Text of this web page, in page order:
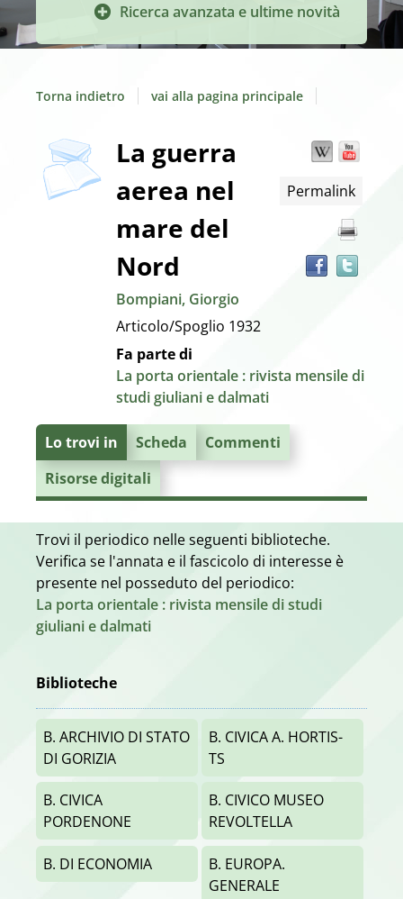
Ricerca avanzata e ultime novità
Torna indietro vai alla pagina principale
Dettaglio
del
documento
copertina Wikipedia
Permalink
La guerra
aerea nel
mare del
Nord
Bompiani, Giorgio
Articolo/Spoglio 1932
Fa parte di
La porta orientale : rivista mensile di
studi giuliani e dalmati
Lo trovi in Scheda
Commenti
Risorse digitali
Trovi il periodico nelle seguenti biblioteche.
Verifica se l'annata e il fascicolo di interesse è
presente nel posseduto del periodico:
La porta orientale : rivista mensile di studi
giuliani e dalmati
Biblioteche
B. ARCHIVIO DI STATO
DI GORIZIA
B. CIVICA A. HORTIS-
TS
B. CIVICA
PORDENONE
B. CIVICO MUSEO
REVOLTELLA
B. DI ECONOMIA
B. EUROPA.
GENERALE